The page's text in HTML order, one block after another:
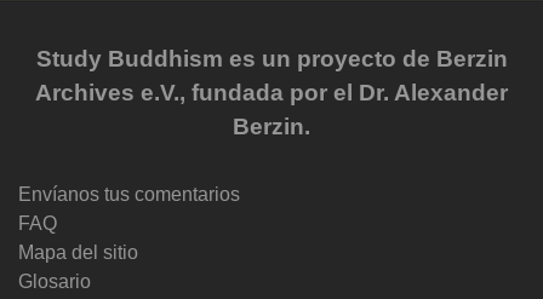
Study Buddhism es un proyecto de Berzin
Archives e.V., fundada por el Dr. Alexander
Berzin.
Envíanos tus comentarios
FAQ
Mapa del sitio
Glosario